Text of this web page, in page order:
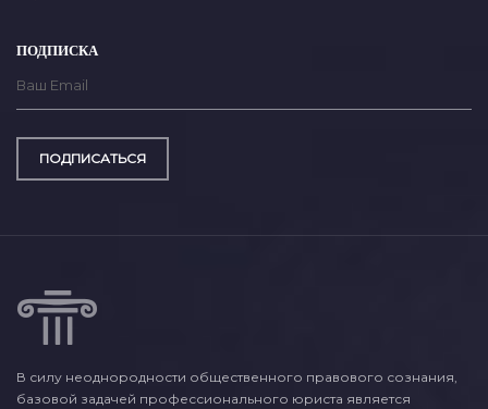
ПОДПИСКА
ПОДПИСАТЬСЯ
В силу неоднородности общественного правового сознания,
базовой задачей профессионального юриста является